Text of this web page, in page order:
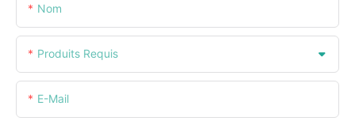
Nom
Produits Requis
E-Mail